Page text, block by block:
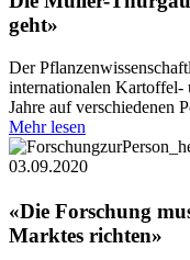
geht»
Der
internationalen Kartoffel-
Jahre auf verschiedenen
Mehr lesen
03.09.2020
«Die Forschung
Marktes richten»